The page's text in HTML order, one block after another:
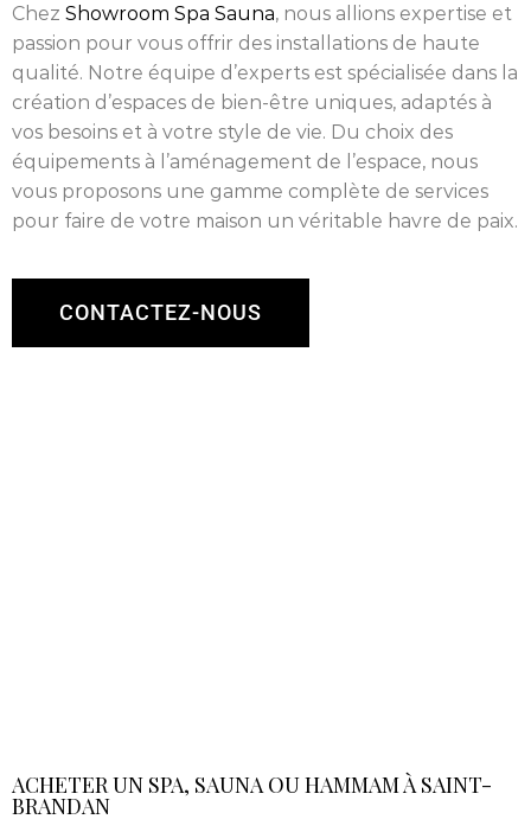
Chez Showroom Spa Sauna, nous allions expertise et
passion pour vous offrir des installations de haute
qualité. Notre équipe d’experts est spécialisée dans la
création d’espaces de bien-être uniques, adaptés à
vos besoins et à votre style de vie. Du choix des
équipements à l’aménagement de l’espace, nous
vous proposons une gamme complète de services
pour faire de votre maison un véritable havre de paix.
CONTACTEZ-NOUS
ACHETER UN SPA, SAUNA OU HAMMAM À SAINT-
BRANDAN